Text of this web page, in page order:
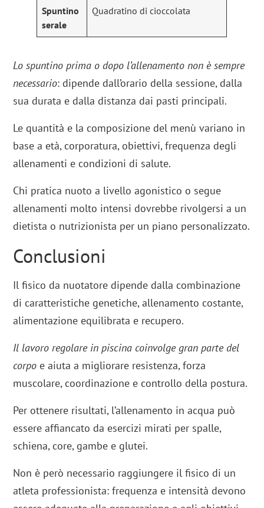
Spuntino
serale
Quadratino di cioccolata
Lo spuntino prima o dopo l’allenamento non è sempre
necessario: dipende dall’orario della sessione, dalla
sua durata e dalla distanza dai pasti principali.
Le quantità e la composizione del menù variano in
base a età, corporatura, obiettivi, frequenza degli
allenamenti e condizioni di salute.
Chi pratica nuoto a livello agonistico o segue
allenamenti molto intensi dovrebbe rivolgersi a un
dietista o nutrizionista per un piano personalizzato.
Conclusioni
Il fisico da nuotatore dipende dalla combinazione
di caratteristiche genetiche, allenamento costante,
alimentazione equilibrata e recupero.
Il lavoro regolare in piscina coinvolge gran parte del
corpo e aiuta a migliorare resistenza, forza
muscolare, coordinazione e controllo della postura.
Per ottenere risultati, l’allenamento in acqua può
essere affiancato da esercizi mirati per spalle,
schiena, core, gambe e glutei.
Non è però necessario raggiungere il fisico di un
atleta professionista: frequenza e intensità devono